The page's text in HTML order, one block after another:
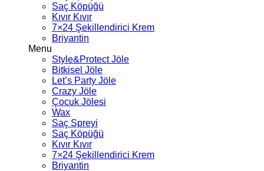
Saç Köpüğü
Kıvır Kıvır
7×24 Şekillendirici Krem
Briyantin
Menu
Style&Protect Jöle
Bitkisel Jöle
Let’s Party Jöle
Crazy Jöle
Çocuk Jölesi
Wax
Saç Spreyi
Saç Köpüğü
Kıvır Kıvır
7×24 Şekillendirici Krem
Briyantin